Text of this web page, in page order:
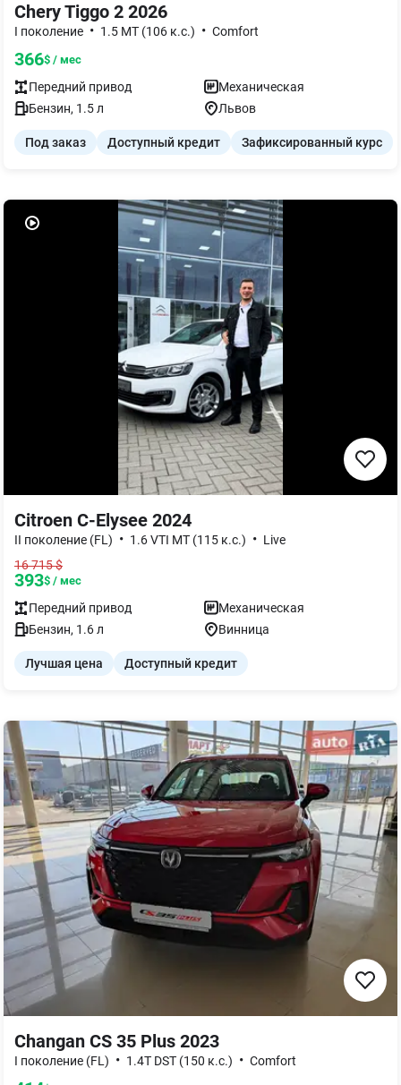
Chery Tiggo 2 2026
I поколение • 1.5 MT (106 к.с.) • Comfort
366$ / мес
Передний привод
Механическая
Бензин, 1.5л Львов
Под заказ Доступный кредит Зафиксированный курс
Citroen C-Elysee 2024
II поколение (FL) • 1.6 VTI MT (115 к.с.) • Live
16 715$
393$ / мес
Передний привод
Механическая
Бензин, 1.6л Винница
Лучшая цена Доступный кредит
Changan CS 35 Plus 2023
I поколение (FL) • 1.4T DST (150 к.с.) • Comfort